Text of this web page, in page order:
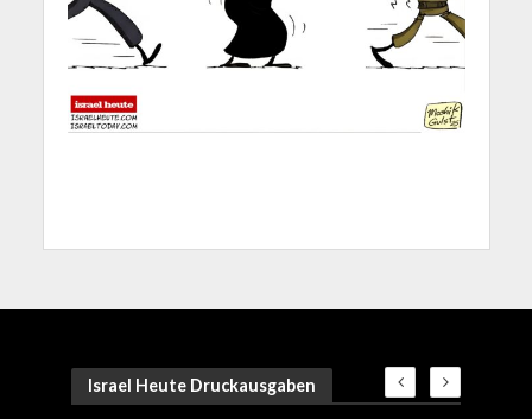
Israel Heute Druckausgaben